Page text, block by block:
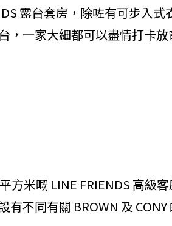
露台套房，除咗有可步入
，一家大細都可以盡情打卡放
米嘅 LINE FRIENDS 高級
有不同有關 BROWN 及